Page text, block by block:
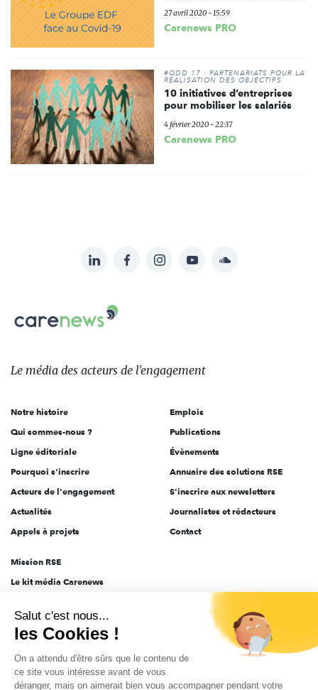
27 avril 2020 - 15:59
Carenews PRO
#ODD 17 : PARTENARIATS POUR LA
RÉALISATION DES OBJECTIFS
10 initiatives d’entreprises
pour mobiliser les salariés
4 février 2020 - 22:37
Carenews PRO
sur:
LinkedInFacebookInstagramYouTubeSoundcloud
Le
des
l'engagement
Le média des acteurs de l'engagement
Notre histoire
Qui sommes-nous ?
Ligne éditoriale
Pourquoi s'inscrire
Acteurs de l'engagement
Actualités
Appels à projets
Emplois
Publications
Évènements
Annuaire des solutions RSE
S'inscrire aux newsletters
Journalistes et rédacteurs
Contact
Mission RSE
Le kit média Carenews
AEF info
Novethic
PRODURABLE
Inclusiv Day
Salut c'est nous...
les Cookies !
On a attendu d'être sûrs que le contenu de
ce site vous intéresse avant de vous
déranger, mais on aimerait bien vous accompagner pendant votre